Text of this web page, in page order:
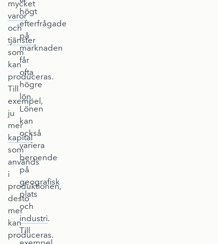
högt
efterfrågade
på
marknaden
får
ofta
högre
lön.
Lönen
kan
också
variera
beroende
på
geografisk
plats
och
industri.
Till
mycket
varor
och
tjänster
som
kan
produceras.
Till
exempel,
ju
mer
kapital
som
används
i
produktionen,
desto
mer
kan
produceras.